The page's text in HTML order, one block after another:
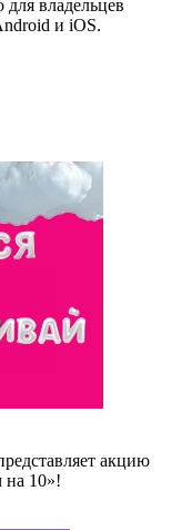
владельцев
и iOS.
акцию
на 10»!